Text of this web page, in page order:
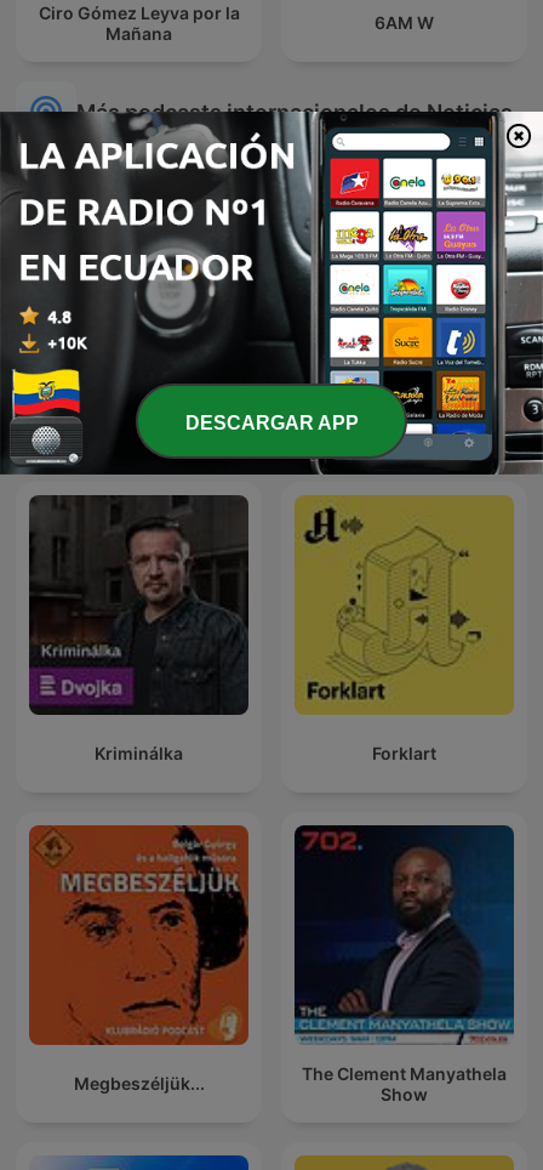
Ciro Gómez Leyva por la
Mañana
6AM W
Más podcasts internacionales de Noticias
24 Oras Podcast Global News Podcast
Kriminálka Forklart
Megbeszéljük...
The Clement Manyathela
Show
DESCARGAR APP